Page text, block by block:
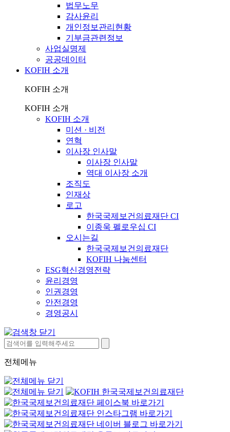
법무노무
감사윤리
개인정보관리현황
기부금관련정보
사업실명제
공공데이터
KOFIH 소개
KOFIH 소개
KOFIH 소개
KOFIH 소개
미션 · 비전
연혁
이사장 인사말
이사장 인사말
역대 이사장 소개
조직도
인재상
로고
한국국제보건의료재단 CI
이종욱 펠로우십 CI
오시는길
한국국제보건의료재단
KOFIH 나눔센터
ESG혁신경영전략
윤리경영
인권경영
안전경영
경영공시
전체메뉴